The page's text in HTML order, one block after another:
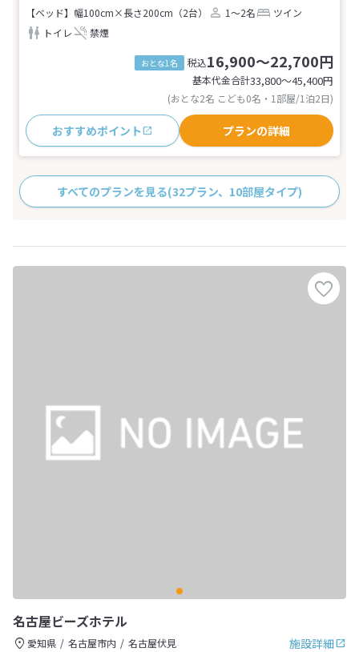
【ベッド】幅100cm×長さ200cm（2台） 1～2名
ツイン
トイレ
禁煙
おとな1名 税込16,900～22,700円
基本代金合計33,800〜45,400円
(おとな2名 こども0名・1部屋/1泊2日)
おすすめポイント プランの詳細
すべてのプランを見る(32プラン、10部屋タイプ)
名古屋ビーズホテル
施設詳細
愛知県 名古屋市内
名古屋伏見